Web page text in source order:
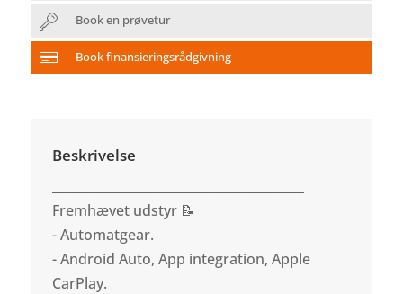
Book en prøvetur
Book finansieringsrådgivning
Beskrivelse
Fremhævet udstyr 📝
- Automatgear.
- Android Auto, App integration, Apple
CarPlay.